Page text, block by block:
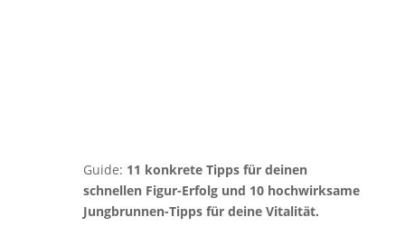
Guide: 11 konkrete Tipps für deinen
schnellen Figur-Erfolg und 10 hochwirksame
Jungbrunnen-Tipps für deine Vitalität.